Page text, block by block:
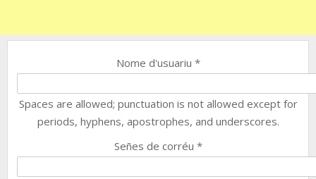
Nome d'usuariu *
Spaces are allowed; punctuation is not allowed except for
periods, hyphens, apostrophes, and underscores.
Señes de corréu *